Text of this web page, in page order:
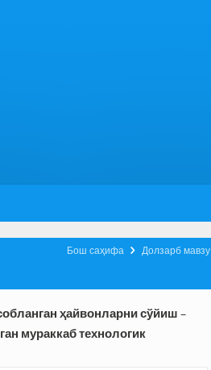
Долзарб мавзу

Бош саҳифа
ҳайвонларни сўйиш –
мураккаб технологик